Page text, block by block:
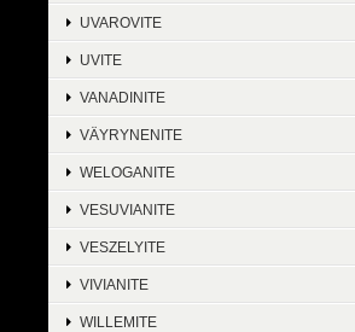
UVAROVITE
UVITE
VANADINITE
VÄYRYNENITE
WELOGANITE
VESUVIANITE
VESZELYITE
VIVIANITE
WILLEMITE